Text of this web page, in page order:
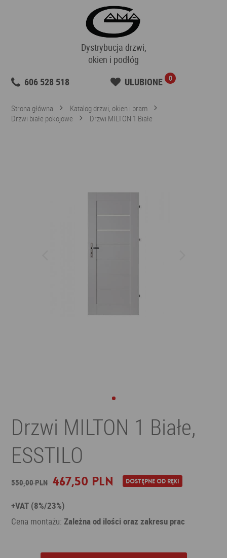
Dystrybucja drzwi,
okien i podłóg
606 528 518
ULUBIONE 0
Strona główna
Katalog drzwi, okien i bram
Drzwi białe pokojowe
Drzwi MILTON 1 Białe
Drzwi MILTON 1 Białe,
ESSTILO
550,00 PLN 467,50 PLN Dostępne od ręki
+VAT (8%/23%)
Cena montażu:Zależna od ilości oraz zakresu prac